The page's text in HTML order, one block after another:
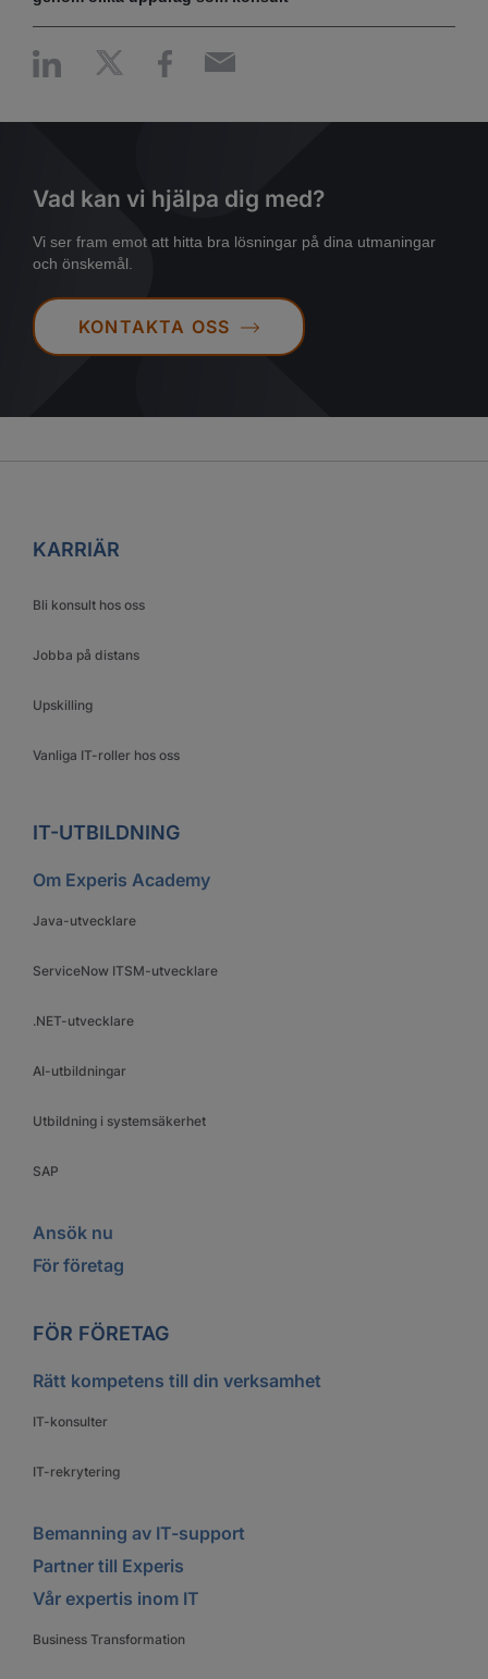
Vad kan vi hjälpa dig med?
Vi ser fram emot att hitta bra lösningar på dina utmaningar
och önskemål.
KONTAKTA OSS
KARRIÄR
Bli konsult hos oss
Jobba på distans
Upskilling
Vanliga IT-roller hos oss
IT-UTBILDNING
Om Experis Academy
Java-utvecklare
ServiceNow ITSM-utvecklare
.NET-utvecklare
AI-utbildningar
Utbildning i systemsäkerhet
SAP
Ansök nu
För företag
FÖR FÖRETAG
Rätt kompetens till din verksamhet
IT-konsulter
IT-rekrytering
Bemanning av IT-support
Partner till Experis
Vår expertis inom IT
Business Transformation